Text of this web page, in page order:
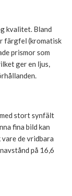
kvalitet. Bland
färgfel (kromatisk
prismor som
ger en ljus,
stort synfält
fina bild kan
de vridbara
på 16,6